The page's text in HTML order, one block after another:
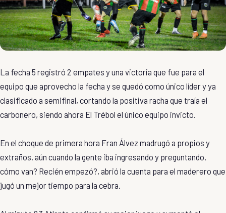
La fecha 5 registró 2 empates y una victoria que fue para el
equipo que aprovecho la fecha y se quedó como único líder y ya
clasificado a semifinal, cortando la positiva racha que traía el
carbonero, siendo ahora El Trébol el único equipo invicto.
En el choque de primera hora Fran Álvez madrugó a propios y
extraños, aún cuando la gente iba ingresando y preguntando,
cómo van? Recién empezó?, abrió la cuenta para el maderero que
jugó un mejor tiempo para la cebra.